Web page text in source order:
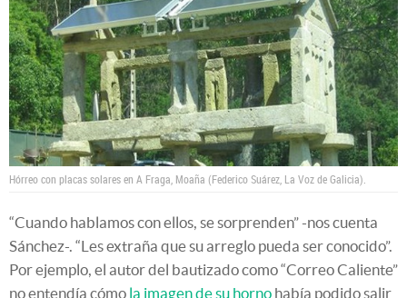
Hórreo con placas solares en A Fraga, Moaña (Federico Suárez, La Voz de Galicia).
“Cuando hablamos con ellos, se sorprenden” -nos cuenta
Sánchez-. “Les extraña que su arreglo pueda ser conocido”.
Por ejemplo, el autor del bautizado como “Correo Caliente”
no entendía cómo la imagen de su horno había podido salir